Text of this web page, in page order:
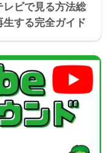
レビで見る方法総
生する完全ガイド